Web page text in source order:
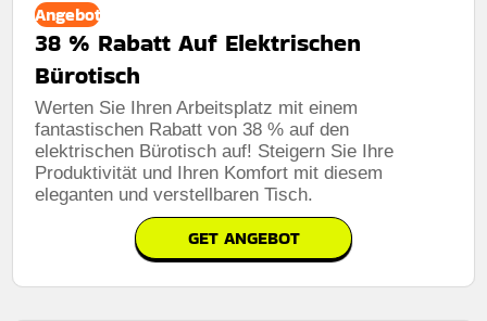
Angebot
38 % Rabatt Auf Elektrischen
Bürotisch
Werten Sie Ihren Arbeitsplatz mit einem
fantastischen Rabatt von 38 % auf den
elektrischen Bürotisch auf! Steigern Sie Ihre
Produktivität und Ihren Komfort mit diesem
eleganten und verstellbaren Tisch.
GET ANGEBOT